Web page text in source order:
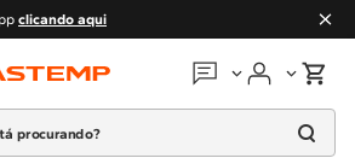
clicando aqui
Em que podemos